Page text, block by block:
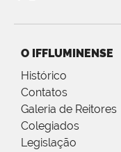
O IFFLUMINENSE
Histórico
Contatos
Galeria de Reitores
Colegiados
Legislação